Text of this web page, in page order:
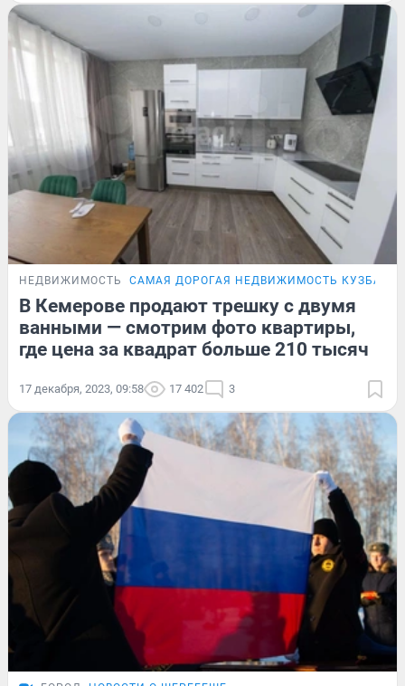
НЕДВИЖИМОСТЬ САМАЯ ДОРОГАЯ НЕДВИЖИМОСТЬ КУЗБАССА
В Кемерове продают трешку с двумя
ванными — смотрим фото квартиры,
где цена за квадрат больше 210 тысяч
17 декабря, 2023, 09:58 17 402 3